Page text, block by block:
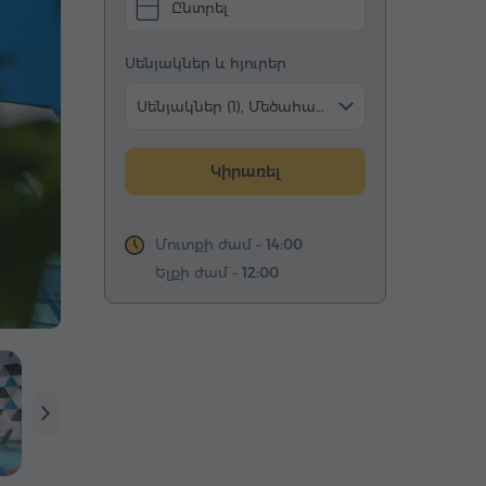
Ընտրել
Սենյակներ և հյուրեր
Սենյակներ (1), Մեծահասակ (2)
Կիրառել
Մուտքի ժամ – 14:00
Ելքի ժամ – 12:00